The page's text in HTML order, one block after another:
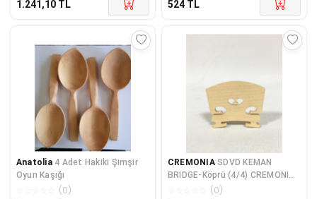
1.241,10 TL 524 TL
Anatolia 4 Adet Hakiki Şimşir
Oyun Kaşığı
(0)
CREMONIA SDVD KEMAN
BRIDGE-Köprü (4/4) CREMONIA,
SDVD, KEMAN KÖPRÜSÜ
(0)